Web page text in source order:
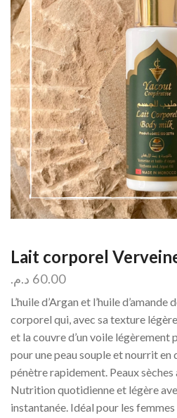
Lait corporel
60.00 د.م.
L’huile d’Argan et l’huile
corporel qui, avec sa texture
et la couvre d’un voile légèrement
pour une peau souple et nourrit en
pénètre rapidement. Peaux sèches
Nutrition quotidienne et légère
instantanée. Idéal pour les femmes